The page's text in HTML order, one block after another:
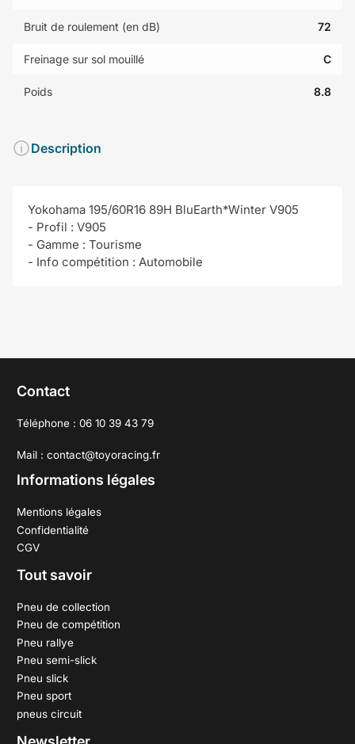
Bruit de roulement (en dB) 72
Freinage sur sol mouillé C
Poids 8.8
Description
Yokohama 195/60R16 89H BluEarth*Winter V905
- Profil : V905
- Gamme : Tourisme
- Info compétition : Automobile
Contact
Téléphone : 06 10 39 43 79
Mail : contact@toyoracing.fr
Informations légales
Mentions légales
Confidentialité
CGV
Tout savoir
Pneu de collection
Pneu de compétition
Pneu rallye
Pneu semi-slick
Pneu slick
Pneu sport
pneus circuit